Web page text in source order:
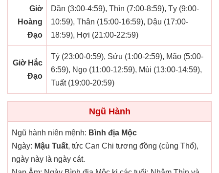
Giờ
Hoàng
Đạo
Dần (3:00-4:59), Thìn (7:00-8:59), Tỵ (9:00-
10:59), Thân (15:00-16:59), Dậu (17:00-
18:59), Hợi (21:00-22:59)
Giờ Hắc
Đạo
Tý (23:00-0:59), Sửu (1:00-2:59), Mão (5:00-
6:59), Ngọ (11:00-12:59), Mùi (13:00-14:59),
Tuất (19:00-20:59)
Ngũ Hành
Ngũ hành niên mệnh: Bình địa Mộc
Ngày: Mậu Tuất, tức Can Chi tương đồng (cùng Thổ),
ngày này là ngày cát.